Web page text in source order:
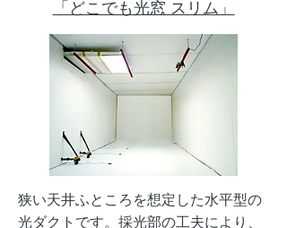
「どこでも光窓 スリム」
狭い天井ふところを想定した水平型の
光ダクトです。採光部の工夫により、